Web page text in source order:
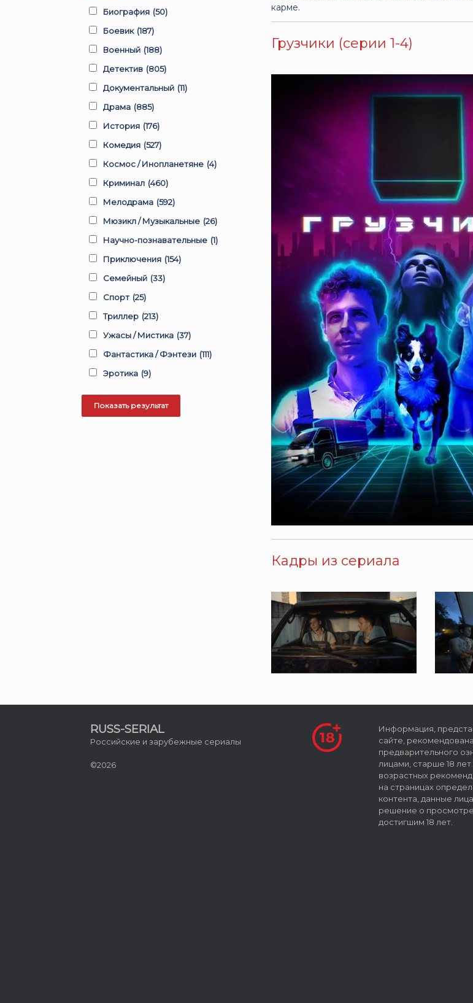
карме.
Грузчики (серии 1-4)
Кадры из сериала
Биография (50)
Боевик (187)
Военный (188)
Детектив (805)
Документальный (11)
Драма (885)
История (176)
Комедия (527)
Космос / Инопланетяне (4)
Криминал (460)
Мелодрама (592)
Мюзикл / Музыкальные (26)
Научно-познавательные (1)
Приключения (154)
Семейный (33)
Спорт (25)
Триллер (213)
Ужасы / Мистика (37)
Фантастика / Фэнтези (111)
Эротика (9)
RUSS-SERIAL
Российские и зарубежные сериалы
©2026
Информация,
сайте,
предварительного
лицами, старше 18
возрастных
на страницах
контента, данные
решение о
достигшим 18 лет.